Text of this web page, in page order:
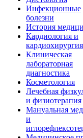
Инфекционные
болезни
История
Кардиология и
кардиохирургия
Клиническая
лабораторная
диагностика
Косметология
Лечебная
и физиотерапия
Мануальная
и